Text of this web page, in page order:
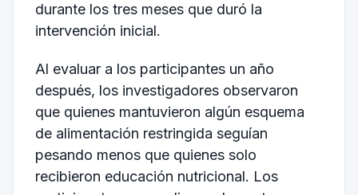
durante los tres meses que duró la
intervención inicial.
Al evaluar a los participantes un año
después, los investigadores observaron
que quienes mantuvieron algún esquema
de alimentación restringida seguían
pesando menos que quienes solo
recibieron educación nutricional. Los